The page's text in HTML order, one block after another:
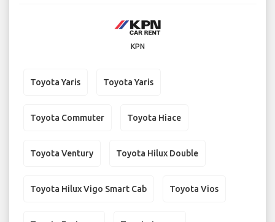
KPN
Toyota Yaris Toyota Yaris
Toyota Commuter Toyota Hiace
Toyota Ventury Toyota Hilux Double
Toyota Hilux Vigo Smart Cab Toyota Vios